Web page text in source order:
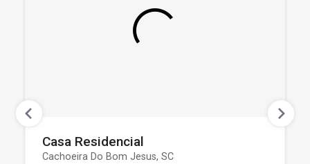
Casa Residencial
Cachoeira Do Bom Jesus, SC